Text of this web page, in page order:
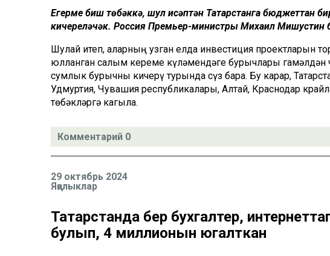
Егерме биш төбәккә, шул исәптән Татарстанга бюджеттан
кичереләчәк. Россия Премьер-министры Михаил Мишустин
Шулай итеп, аларның узган елда инвестиция
юлланган салым кереме күләмендәге бурычлары
сумлык бурычны кичерү турында сүз бара. Бу карар,
Удмуртия, Чувашия республикалары, Алтай, Краснодар
төбәкләргә кагыла.
Комментарий 0
29 октябрь 2024
Яңалыклар
Татарстанда бер бухгалтер,
булып, 4 миллионын югалткан